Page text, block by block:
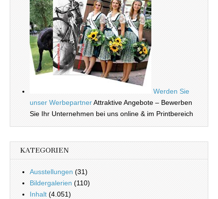
Werden Sie
unser WerbepartnerAttraktive Angebote – Bewerben
Sie Ihr Unternehmen bei uns online & im Printbereich
KATEGORIEN
Ausstellungen (31)
Bildergalerien (110)
Inhalt (4.051)